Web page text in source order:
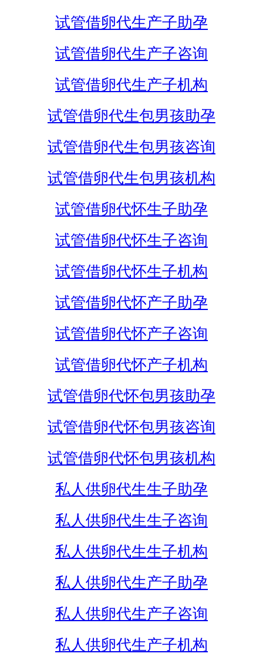
试管借卵代生产子助孕
试管借卵代生产子咨询
试管借卵代生产子机构
试管借卵代生包男孩助孕
试管借卵代生包男孩咨询
试管借卵代生包男孩机构
试管借卵代怀生子助孕
试管借卵代怀生子咨询
试管借卵代怀生子机构
试管借卵代怀产子助孕
试管借卵代怀产子咨询
试管借卵代怀产子机构
试管借卵代怀包男孩助孕
试管借卵代怀包男孩咨询
试管借卵代怀包男孩机构
私人供卵代生生子助孕
私人供卵代生生子咨询
私人供卵代生生子机构
私人供卵代生产子助孕
私人供卵代生产子咨询
私人供卵代生产子机构